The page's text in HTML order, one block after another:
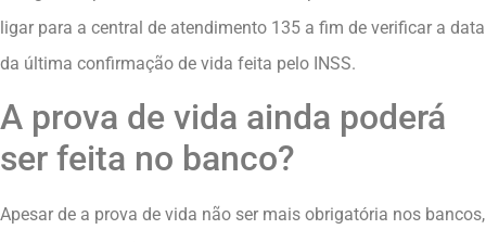
ligar para a central de atendimento 135 a fim de verificar a data
da última confirmação de vida feita pelo INSS.
A prova de vida ainda poderá
ser feita no banco?
Apesar de a prova de vida não ser mais obrigatória nos bancos,